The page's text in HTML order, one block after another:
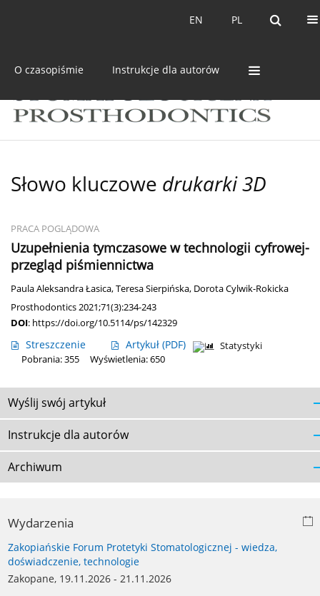
PL
EN PL
EN
O czasopiśmie Instrukcje dla autorów
Słowo kluczowe drukarki 3D
PRACA POGLĄDOWA
Uzupełnienia tymczasowe w technologii cyfrowej-
przegląd piśmiennictwa
Paula Aleksandra Łasica,Teresa Sierpińska, Dorota Cylwik-Rokicka
Prosthodontics 2021;71(3):234-243
DOI: https://doi.org/10.5114/ps/142329
Streszczenie Artykuł (PDF)
Statystyki
Pobrania: 355
Wyświetlenia: 650
Wyślij swój artykuł
Instrukcje dla autorów
Archiwum
Wydarzenia
Zakopiańskie Forum Protetyki Stomatologicznej - wiedza,
doświadczenie, technologie
Zakopane, 19.11.2026 - 21.11.2026